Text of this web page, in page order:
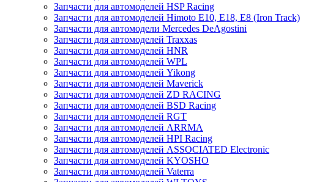
Запчасти для автомоделей HSP Racing
Запчасти для автомоделей Himoto E10, E18, E8 (Iron Track)
Запчасти для автомодели Mercedes DeAgostini
Запчасти для автомоделей Traxxas
Запчасти для автомоделей HNR
Запчасти для автомоделей WPL
Запчасти для автомоделей Yikong
Запчасти для автомоделей Maverick
Запчасти для автомоделей ZD RACING
Запчасти для автомоделей BSD Racing
Запчасти для автомоделей RGT
Запчасти для автомоделей ARRMA
Запчасти для автомоделей HPI Racing
Запчасти для автомоделей ASSOCIATED Electronic
Запчасти для автомоделей KYOSHO
Запчасти для автомоделей Vaterra